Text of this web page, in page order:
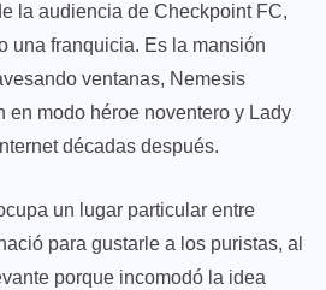
la audiencia de Checkpoint FC,
una franquicia. Es la mansión
ventanas, Nemesis
en modo héroe noventero y Lady
décadas después.
un lugar particular entre
para gustarle a los puristas, al
porque incomodó la idea